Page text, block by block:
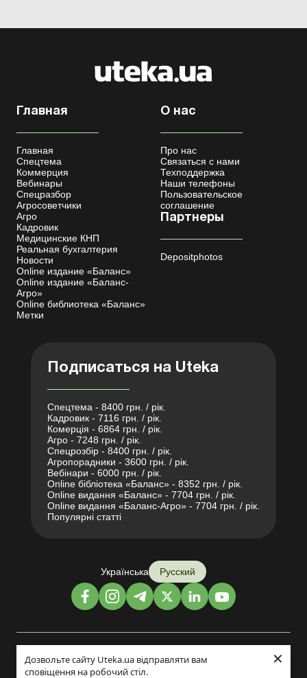
Дозвольте сайту Uteka.ua відправляти вам
сповіщення на робочий стіл.
×
Главная
Главная
Спецтема
Коммерция
Вебинары
Спецразбор
Агросоветчики
Агро
Кадровик
Медицинские КНП
Реальная бухгалтерия
Новости
Online издание «Баланс»
Online издание «Баланс-
Агро»
Online библиотека «Баланс»
Метки
О нас
Про нас
Связаться с нами
Техподдержка
Наши телефоны
Пользовательское
соглашение
Партнеры
Depositphotos
Подписаться на Uteka
Спецтема - 8400 грн. / рік.
Кадровик - 7116 грн. / рік.
Комерція - 6864 грн. / рік.
Агро - 7248 грн. / рік.
Спецрозбір - 8400 грн. / рік.
Агропорадники - 3600 грн. / рік.
Вебінари - 6000 грн. / рік.
Online бібліотека «Баланс» - 8352 грн. / рік.
Online видання «Баланс» - 7704 грн. / рік.
Online видання «Баланс-Агро» - 7704 грн. / рік.
Популярні статті
Українська Русский
Дизайн и разработка: